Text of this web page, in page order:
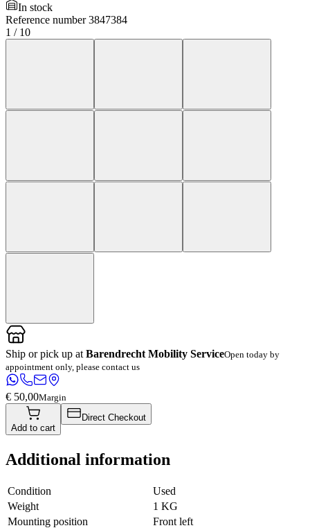
In stock
Reference number 3847384
1 / 10
Ship or pick up at Barendrecht Mobility ServiceOpen today by
appointment only, please contact us
€ 50,00Margin
Add to cart
Direct Checkout
Additional information
Condition
Used
Weight
1 KG
Mounting position
Front left